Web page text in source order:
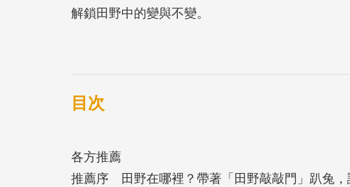
解鎖田野中的變與不變。
‧「解鎖時空的田野」：剖析在檔案以及機構中進
‧「田野無邊界」：思考如何與田野中多元的行動
身角色與責任，體現「不變應萬變」的田野思維的
目次
各方推薦
推薦序 田野在哪裡？帶著「田野敲敲門」趴兔